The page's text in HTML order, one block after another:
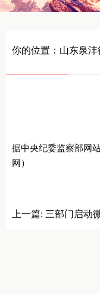
你的位置： 山东泉
据中央纪委监察部网
网）
上一篇: 三部门启动